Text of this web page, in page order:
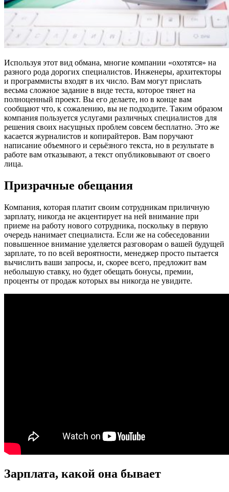
Используя этот вид обмана, многие компании «охотятся» на
разного рода дорогих специалистов. Инженеры, архитекторы
и программисты входят в их число. Вам могут прислать
весьма сложное задание в виде теста, которое тянет на
полноценный проект. Вы его делаете, но в конце вам
сообщают что, к сожалению, вы не подходите. Таким образом
компания пользуется услугами различных специалистов для
решения своих насущных проблем совсем бесплатно. Это же
касается журналистов и копирайтеров. Вам поручают
написание объемного и серьёзного текста, но в результате в
работе вам отказывают, а текст опубликовывают от своего
лица.
Призрачные обещания
Компания, которая платит своим сотрудникам приличную
зарплату, никогда не акцентирует на ней внимание при
приеме на работу нового сотрудника, поскольку в первую
очередь нанимает специалиста. Если же на собеседовании
повышенное внимание уделяется разговорам о вашей будущей
зарплате, то по всей вероятности, менеджер просто пытается
вычислить ваши запросы, и, скорее всего, предложит вам
небольшую ставку, но будет обещать бонусы, премии,
проценты от продаж которых вы никогда не увидите.
Зарплата, какой она бывает